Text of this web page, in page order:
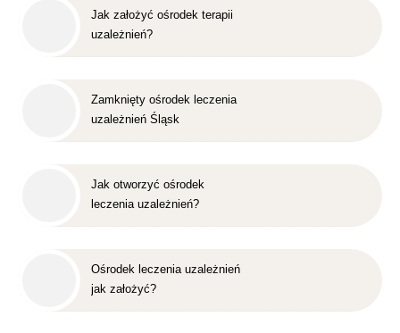
Jak założyć ośrodek terapii
uzależnień?
Zamknięty ośrodek leczenia
uzależnień Śląsk
Jak otworzyć ośrodek
leczenia uzależnień?
Ośrodek leczenia uzależnień
jak założyć?